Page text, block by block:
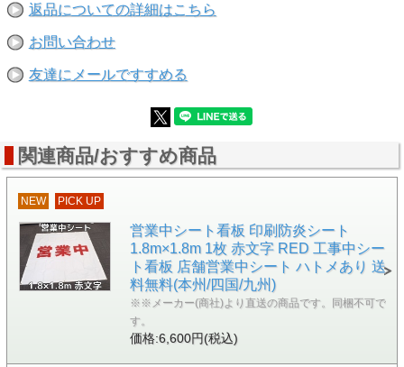
返品についての詳細はこちら
お問い合わせ
友達にメールですすめる
関連商品/おすすめ商品
NEW PICK UP
営業中シート看板 印刷防炎シート
1.8m×1.8m 1枚 赤文字 RED 工事中シー
ト看板 店舗営業中シート ハトメあり 送
料無料(本州/四国/九州)
※※メーカー(商社)より直送の商品です。同梱不可で
す。
価格:6,600円(税込)